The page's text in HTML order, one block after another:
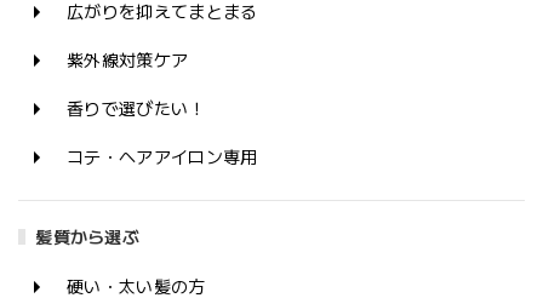
広がりを抑えてまとまる
紫外線対策ケア
香りで選びたい！
コテ・ヘアアイロン専用
髪質から選ぶ
硬い・太い髪の方